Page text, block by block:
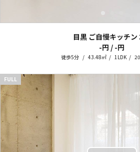
目黒 ご自慢キッチン
-円 / -円
徒歩5分 43.48㎡ 1LDK
FULL